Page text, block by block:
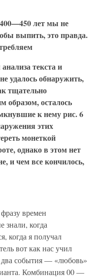
лет мы не
выпить, это правда.
текста и
удалось обнаружить,
тщательно
образом, осталось
к нему рис. 6
этих
монеткой
однако в этом нет
и чем все кончилось,
времен
знали, когда
когда я получал
вот как нас учил
события — «любовь»
Комбинация 00 —